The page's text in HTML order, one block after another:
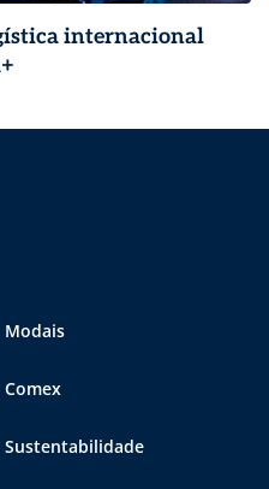
internacional
Modais
Comex
Sustentabilidade